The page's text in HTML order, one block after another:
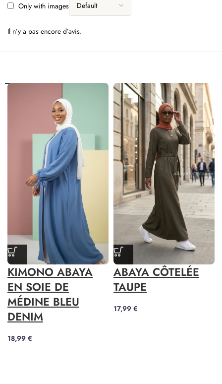
Only with images
Il n’y a pas encore d’avis.
KIMONO ABAYA
EN SOIE DE
MÉDINE BLEU
DENIM
18,99 €
ABAYA CÔTELÉE
TAUPE
17,99 €